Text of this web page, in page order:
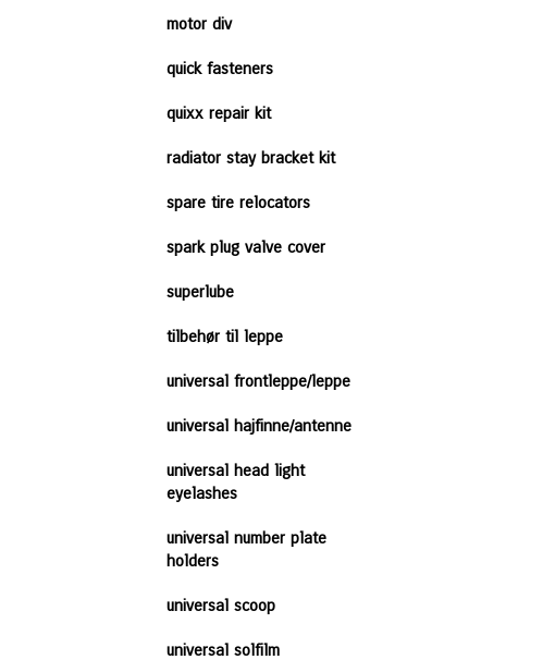
motor div
quick fasteners
quixx repair kit
radiator stay bracket kit
spare tire relocators
spark plug valve cover
superlube
tilbehør til leppe
universal frontleppe/leppe
universal hajfinne/antenne
universal head light
eyelashes
universal number plate
holders
universal scoop
universal solfilm